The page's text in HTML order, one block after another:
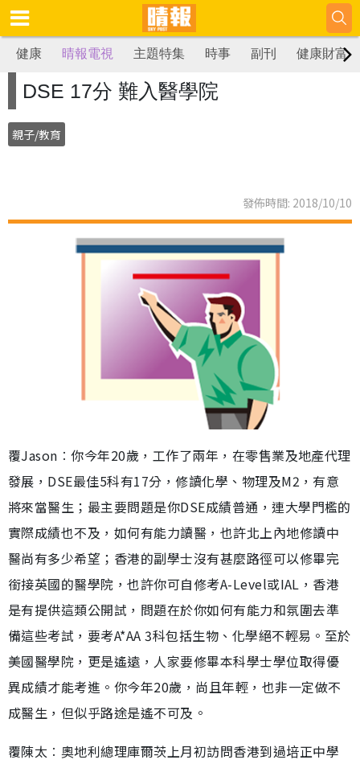
健康 晴報電視 主題特集 時事 副刊 健康財富
DSE 17分 難入醫學院
親子/教育
發佈時間: 2018/10/10
覆Jason︰你今年20歲，工作了兩年，在零售業及地產代理
發展，DSE最佳5科有17分，修讀化學、物理及M2，有意
將來當醫生；最主要問題是你DSE成績普通，連大學門檻的
實際成績也不及，如何有能力讀醫，也許北上內地修讀中
醫尚有多少希望；香港的副學士沒有甚麼路徑可以修畢完
銜接英國的醫學院，也許你可自修考A-Level或IAL，香港
是有提供這類公開試，問題在於你如何有能力和氛圍去準
備這些考試，要考A*AA 3科包括生物、化學絕不輕易。至於
美國醫學院，更是遙遠，人家要修畢本科學士學位取得優
異成績才能考進。你今年20歲，尚且年輕，也非一定做不
成醫生，但似乎路途是遙不可及。
覆陳太︰奧地利總理庫爾茨上月初訪問香港到過培正中學